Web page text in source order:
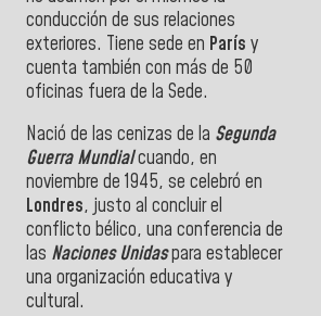
conducción de sus relaciones
exteriores. Tiene sede en París y
cuenta también con más de 50
oficinas fuera de la Sede.
Nació de las cenizas de la Segunda
Guerra Mundialcuando, en
noviembre de 1945, se celebró en
Londres, justo al concluir el
conflicto bélico, una conferencia de
las Naciones Unidaspara establecer
una organización educativa y
cultural.